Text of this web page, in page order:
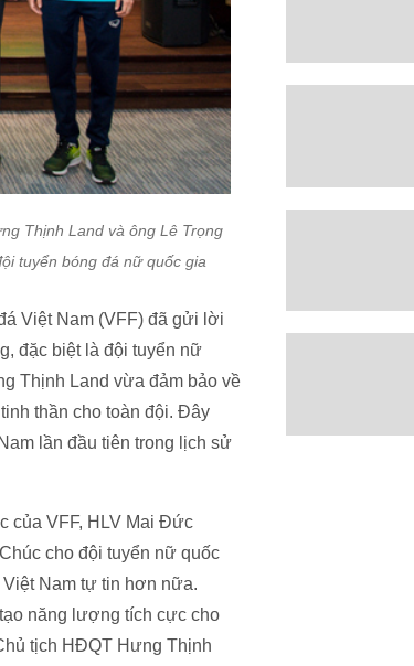
Thịnh Land và ông Lê Trọng
tuyển bóng đá nữ quốc gia
Việt Nam (VFF) đã gửi lời
đặc biệt là đội tuyển nữ
Thịnh Land vừa đảm bảo về
thần cho toàn đội. Đây
lần đầu tiên trong lịch sử
của VFF, HLV Mai Đức
cho đội tuyển nữ quốc
Nam tự tin hơn nữa.
năng lượng tích cực cho
tịch HĐQT Hưng Thịnh